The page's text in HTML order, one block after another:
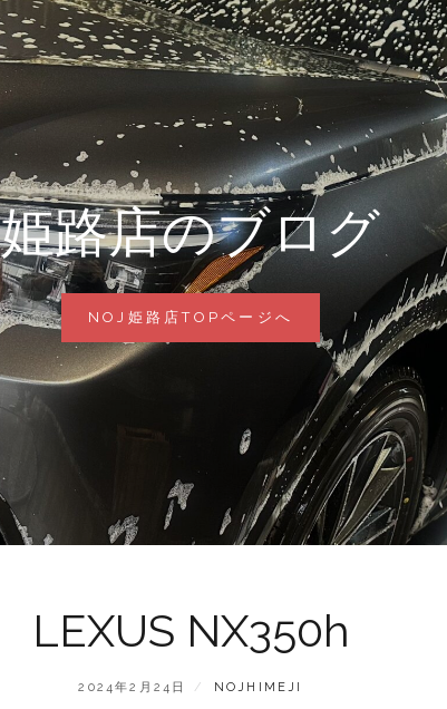
姫路店のブログ
NOJ姫路店TOPページへ
路
ロ
グ
LEXUS NX350h
POSTED
2024年2月24日 BY
NOJHIMEJI